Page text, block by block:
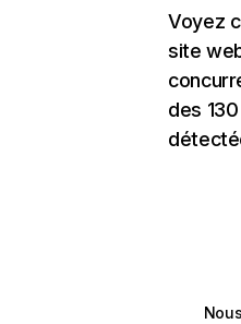
Voyez
site
des